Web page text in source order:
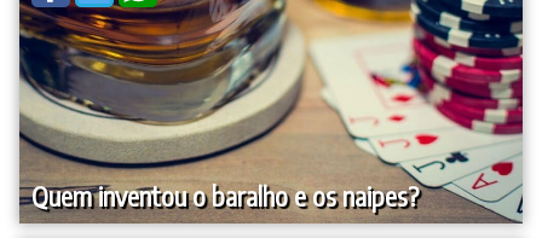
Quem inventou o baralho e os naipes?